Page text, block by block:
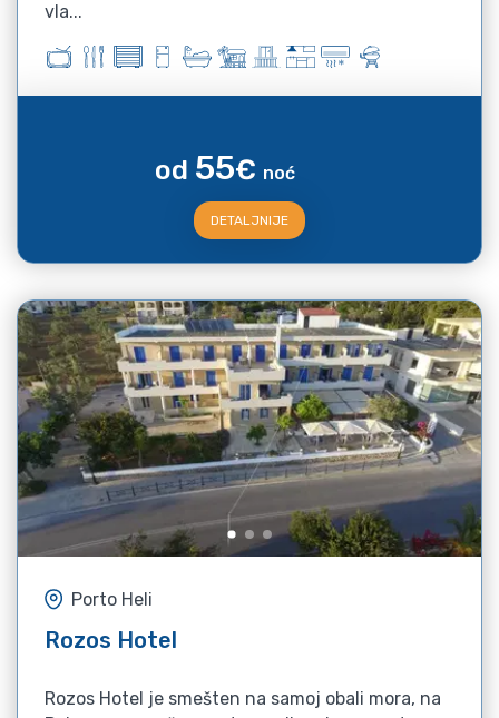
vla...
od 55€ noć
DETALJNIJE
Porto Heli
Rozos Hotel
Rozos Hotel je smešten na samoj obali mora, na